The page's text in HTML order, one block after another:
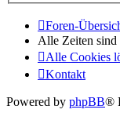
Foren-
Alle Zeiten sind
Alle Cookies
Kontakt
Powered by phpBB®